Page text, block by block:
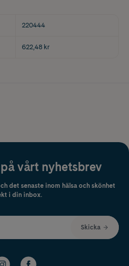
220444
622,48 kr
vårt nyhetsbrev
det senaste inom hälsa och skönhet
i din inbox.
Skicka